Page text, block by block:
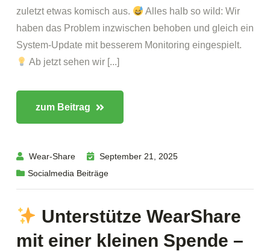
zuletzt etwas komisch aus.
Alles halb so wild: Wir
haben das Problem inzwischen behoben und gleich ein
System-Update mit besserem Monitoring eingespielt.
Ab jetzt sehen wir [...]
zum Beitrag
Wear-Share
September 21, 2025
Socialmedia Beiträge
Unterstütze WearShare
mit einer kleinen Spende –